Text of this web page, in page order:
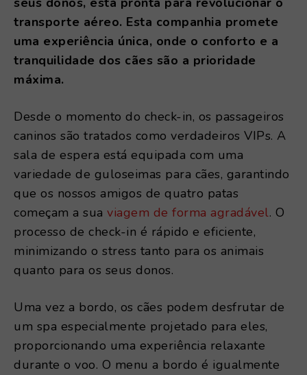
transporte aéreo. Esta companhia promete
uma experiência única, onde o conforto e a
tranquilidade dos cães são a prioridade
máxima.
Desde o momento do check-in, os passageiros
caninos são tratados como verdadeiros VIPs. A
sala de espera está equipada com uma
variedade de guloseimas para cães, garantindo
que os nossos amigos de quatro patas
começam a sua viagem de forma agradável. O
processo de check-in é rápido e eficiente,
minimizando o stress tanto para os animais
quanto para os seus donos.
Uma vez a bordo, os cães podem desfrutar de
um spa especialmente projetado para eles,
proporcionando uma experiência relaxante
durante o voo. O menu a bordo é igualmente